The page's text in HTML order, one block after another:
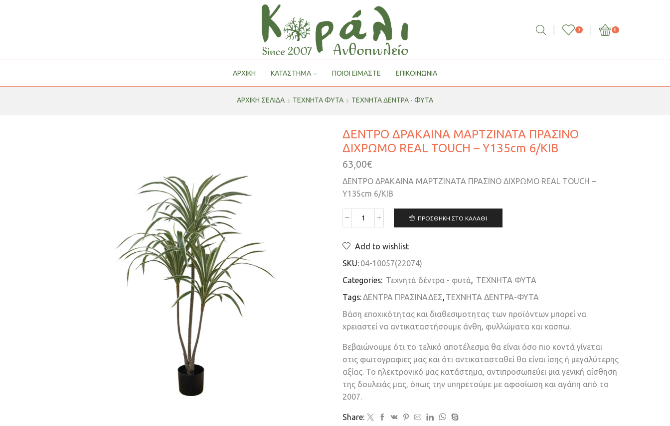
0 0
ΑΡΧΙΚΗ ΚΑΤΑΣΤΗΜΑ ΠΟΙΟΙ ΕΊΜΑΣΤΕ ΕΠΙΚΟΙΝΩΝΙΑ
ΑΡΧΙΚΉ ΣΕΛΊΔΑ ΤΕΧΝΗΤΑ ΦΥΤΑ ΤΕΧΝΗΤΆ ΔΈΝΤΡΑ - ΦΥΤΆ
ΔΕΝΤΡΟ ΔΡΑΚΑΙΝΑ ΜΑΡΤΖΙΝΑΤΑ ΠΡΑΣΙΝΟ
ΔΙΧΡΩΜΟ REAL TOUCH – Y135cm 6/KIB
63,00€
ΔΕΝΤΡΟ ΔΡΑΚΑΙΝΑ ΜΑΡΤΖΙΝΑΤΑ ΠΡΑΣΙΝΟ ΔΙΧΡΩΜΟ REAL TOUCH –
Y135cm 6/KIB
ΠΡΟΣΘΉΚΗ ΣΤΟ ΚΑΛΆΘΙ
Add to wishlist
SKU: 04-10057(22074)
Categories: Τεχνητά δέντρα - φυτά, ΤΕΧΝΗΤΑ ΦΥΤΑ
Tags:ΔΕΝΤΡΑ ΠΡΑΣΙΝΑΔΕΣ, ΤΕΧΝΗΤΑ ΔΕΝΤΡΑ-ΦΥΤΑ
Βάση εποχικότητας και διαθεσιμοτητας των προϊόντων μπορεί να
χρειαστεί να αντικαταστήσουμε άνθη, φυλλώματα και κασπω.
Βεβαιώνουμε ότι το τελικό αποτέλεσμα θα είναι όσο πιο κοντά γίνεται
στις φωτογραφιες μας και ότι αντικατασταθεί θα είναι ίσης ή μεγαλύτερης
αξίας. Το ηλεκτρονικό μας κατάστημα, αντιπροσωπεύει μια γενική αίσθηση
της δουλειάς μας, όπως την υπηρετούμε με αφοσίωση και αγάπη από το
2007.
Share: